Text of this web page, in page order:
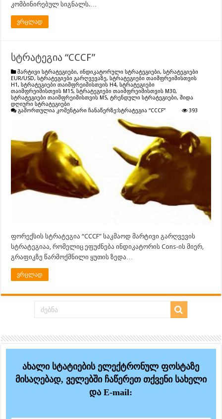
კომბინირებულ სიგნალს.…
ვრცლად
სტრატეგია “CCCF”
მარტივი სტრატეგიები,ინდიკატორული სტრატეგიები,სტრატეგიები
EUR/USD,სტრატეგიები გარღვევაზე,სტრატეგიები თაიმფრეიმისთვის
H1,სტრატეგიები თაიმფრეიმისთვის H4,სტრატეგიები
თაიმფრეიმისთვის M15,სტრატეგიები თაიმფრეიმისთვის M30,
სტრატეგიები თაიმფრეიმისთვის M5,ტრენდული სტრატეგიები,შიდა
დღიური სტრატეგიები
გამორთულია კომენტარი ჩანაწერზე:სტრატეგია “CCCF” 393
ფორექსის სტრატეგია “CCCF” საკმაოდ მარტივი გარღვევის
სტრატეგიაა, რომელიც ეფუძნება ინდიკატორის Cons-ის მიერ,
გრაფიკზე წარმოქმნილი ყუთის ზედა…
ვრცლად
ახალი სტატიების ელექტრონულ ფოსტაზე
მისაღებად, ველებში ჩაწერეთ თქვენი სახელი
და E-mail: